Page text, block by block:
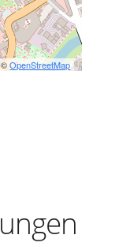
OpenStreetMap